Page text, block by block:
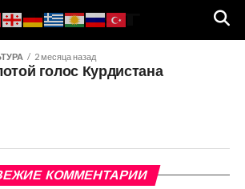
2 месяца назад
голос Курдистана
КОММЕНТАРИИ